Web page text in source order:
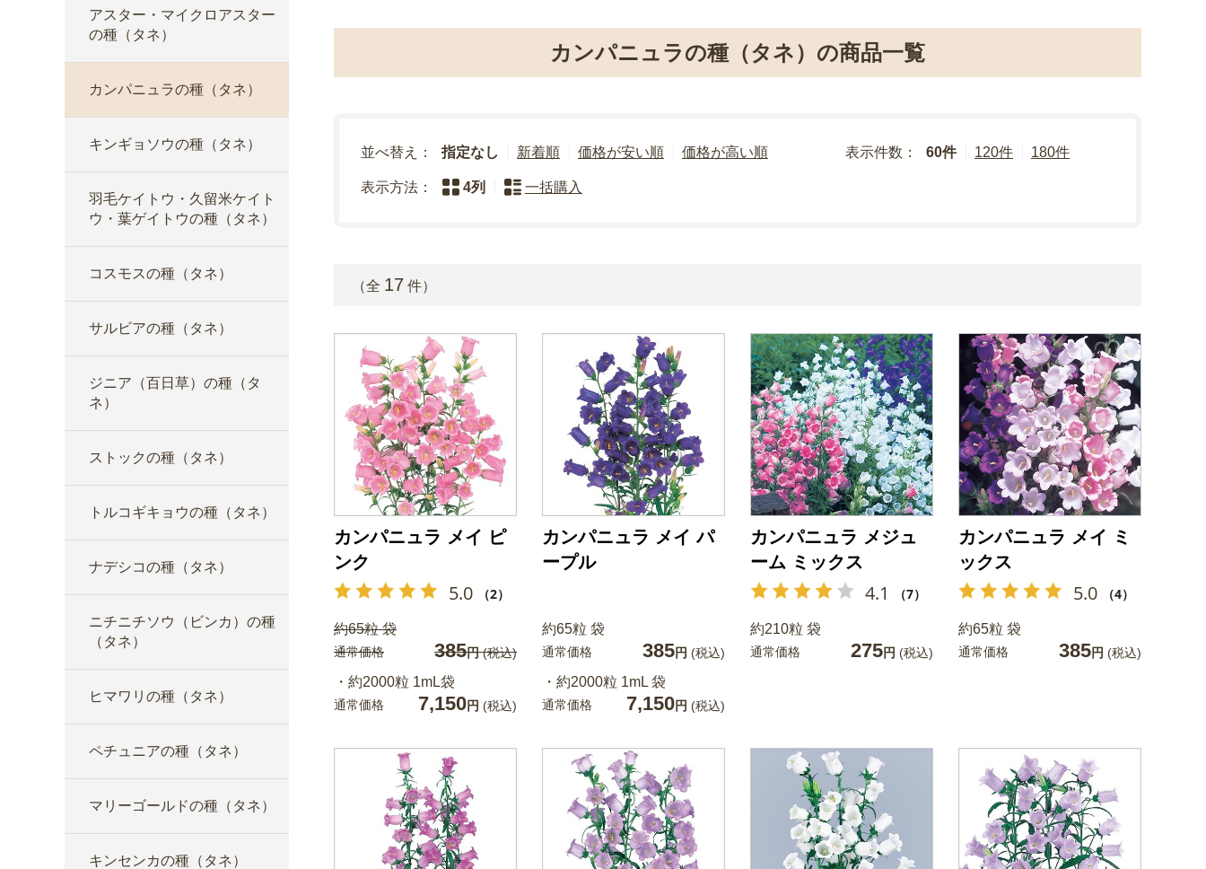
アスター・マイクロアスター
の種（タネ）
カンパニュラの種（タネ）
キンギョソウの種（タネ）
羽毛ケイトウ・久留米ケイト
ウ・葉ゲイトウの種（タネ）
コスモスの種（タネ）
サルビアの種（タネ）
ジニア（百日草）の種（タ
ネ）
ストックの種（タネ）
トルコギキョウの種（タネ）
ナデシコの種（タネ）
ニチニチソウ（ビンカ）の種
（タネ）
ヒマワリの種（タネ）
ペチュニアの種（タネ）
マリーゴールドの種（タネ）
キンセンカの種（タネ）
カンパニュラの種（タネ）の商品一覧
並べ替え： 指定なし 新着順 価格が安い順 価格が高い順 表示件数： 60件 120件 180件
表示方法： 4列 一括購入
（全 17 件）
カンパニュラ メイ ピ
ンク
5.0 （2）
約65粒 袋
通常価格 385円(税込)
・約2000粒 1mL袋
通常価格 7,150円 (税込)
カンパニュラ メイ パ
ープル
約65粒 袋
通常価格 385円 (税込)
・約2000粒 1mL 袋
通常価格 7,150円 (税込)
カンパニュラ メジュ
ーム ミックス
4.1 （7）
約210粒 袋
通常価格 275円 (税込)
カンパニュラ メイ ミ
ックス
5.0 （4）
約65粒 袋
通常価格 385円 (税込)